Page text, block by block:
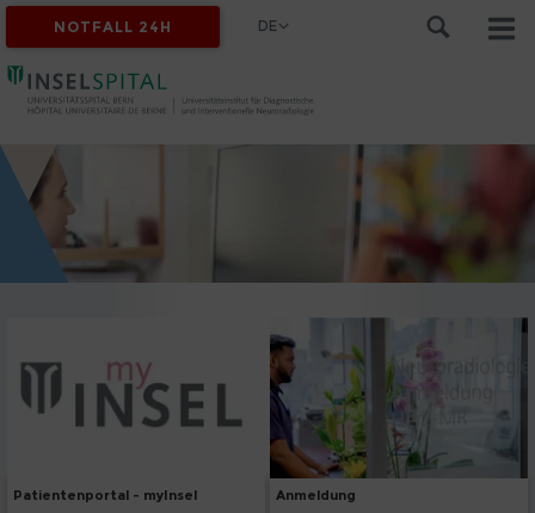
NOTFALL 24H DE
Patientenportal - myInsel Anmeldung